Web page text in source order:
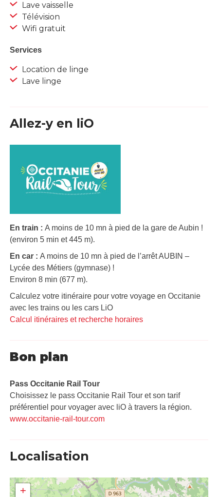
Lave vaisselle
Télévision
Wifi gratuit
Services
Location de linge
Lave linge
Allez-y en liO
En train : A moins de 10 mn à pied de la gare de Aubin !
(environ 5 min et 445 m).
En car : A moins de 10 mn à pied de l’arrêt AUBIN –
Lycée des Métiers (gymnase) !
Environ 8 min (677 m).
Calculez votre itinéraire pour votre voyage en Occitanie
avec les trains ou les cars LiO
Calcul itinéraires et recherche horaires
Bon plan
Pass Occitanie Rail Tour​
Choisissez le pass Occitanie Rail Tour et son tarif
préférentiel pour voyager avec liO à travers la région.
www.occitanie-rail-tour.com
Localisation
+